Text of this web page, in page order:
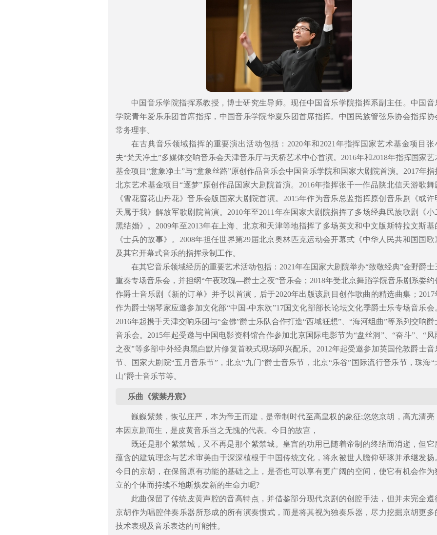
中国音乐学院指挥系教授，博士研究生导师。现任中国音乐学院指挥系副主任。中国音
学院青年爱乐乐团首席指挥，中国音乐学院华夏乐团首席指挥。中国民族管弦乐协会指挥协
常务理事。
在古典音乐领域指挥的重要演出活动包括：2020年和2021年指挥国家艺术基金项目张
夫“梵天净土”多媒体交响音乐会天津音乐厅与天桥艺术中心首演。2016年和2018年指挥国家艺
基金项目“意象净土”与“意象丝路”原创作品音乐会中国音乐学院和国家大剧院首演。2017年指
北京艺术基金项目“逐梦”原创作品国家大剧院首演。2016年指挥张千一作品陕北信天游歌舞
《雪花窗花山丹花》音乐会版国家大剧院首演。2015年作为音乐总监指挥原创音乐剧《或许
天属于我》解放军歌剧院首演。2010年至2011年在国家大剧院指挥了多场经典民族歌剧《小
黑结婚》。2009年至2013年在上海、北京和天津等地指挥了多场英文和中文版斯特拉文斯基
《士兵的故事》。2008年担任世界第29届北京奥林匹克运动会开幕式《中华人民共和国国歌
及其它开幕式音乐的指挥录制工作。
在其它音乐领域经历的重要艺术活动包括：2021年在国家大剧院举办“致敬经典”金野爵士
重奏专场音乐会，并担纲“午夜玫瑰—爵士之夜”音乐会；2018年受北京舞蹈学院音乐剧系委约
作爵士音乐剧《新的订单》并予以首演，后于2020年出版该剧目创作歌曲的精选曲集；2017
作为爵士钢琴家应邀参加文化部“中国-中东欧”17国文化部部长论坛文化季爵士乐专场音乐会
2016年起携手天津交响乐团与“金佛”爵士乐队合作打造“西域狂想”、“海河组曲”等系列交响爵
音乐会。2015年起受邀与中国电影资料馆合作参加北京国际电影节为“盘丝洞”、“奋斗”、“风
之夜”等多部中外经典黑白默片修复首映式现场即兴配乐。2012年起受邀参加英国伦敦爵士音
节、国家大剧院“五月音乐节”，北京“九门”爵士音乐节，北京“乐谷”国际流行音乐节，珠海“
山”爵士音乐节等。
乐曲《紫禁丹宸》
巍巍紫禁，恢弘庄严，本为帝王而建，是帝制时代至高皇权的象征;悠悠京胡，高亢清亮
本因京剧而生，是皮黄音乐当之无愧的代表。今日的故宫，
既还是那个紫禁城，又不再是那个紫禁城。皇宫的功用已随着帝制的终结而消逝，但它
蕴含的建筑理念与艺术审美由于深深植根于中国传统文化，将永被世人瞻仰研琢并承继发扬
今日的京胡，在保留原有功能的基础之上，是否也可以享有更广阔的空间，使它有机会作为
立的个体而持续不地断焕发新的生命力呢?
此曲保留了传统皮黄声腔的音高特点，并借鉴部分现代京剧的创腔手法，但并未完全遵
京胡作为唱腔伴奏乐器所形成的所有演奏惯式，而是将其视为独奏乐器，尽力挖掘京胡更多
技术表现及音乐表达的可能性。